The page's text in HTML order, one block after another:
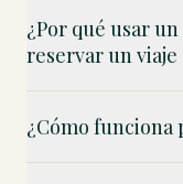
¿Por qué usar
reservar un
¿Cómo